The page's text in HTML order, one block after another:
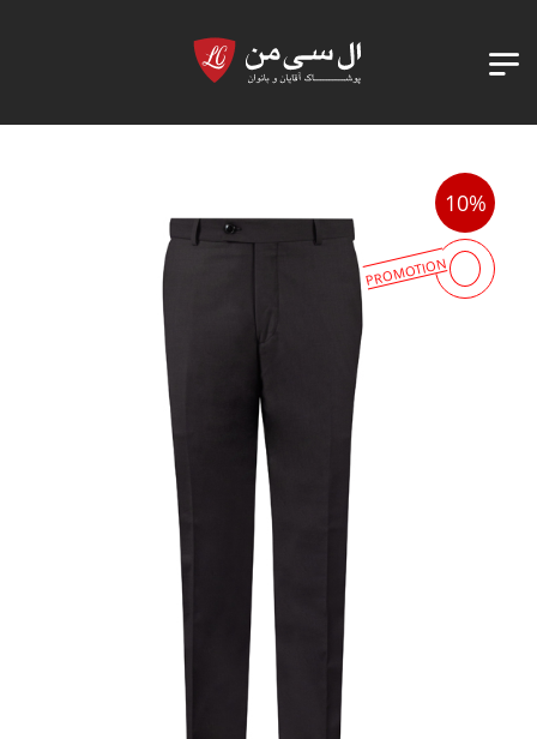
10%
PROMOTION